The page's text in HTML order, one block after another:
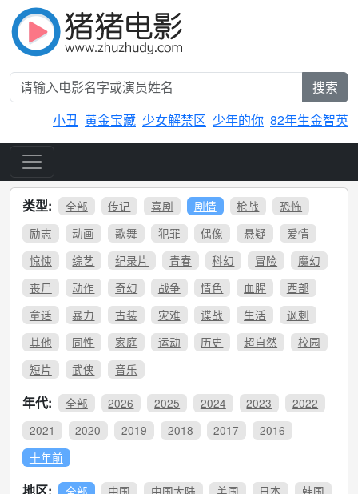
搜索
小丑 黄金宝藏 少女解禁区 少年的你 82年生金智英
类型: 全部 传记 喜剧 剧情 枪战
恐怖
励志
动画 歌舞 犯罪 偶像 悬疑
爱情
惊悚
综艺 纪录片 青春 科幻 冒险
魔幻
丧尸
动作 奇幻 战争 情色 血腥
西部
童话
暴力 古装 灾难 谍战 生活
讽刺
其他
同性 家庭 运动 历史 超自然
校园
短片
武侠 音乐
年代: 全部 2026 2025 2024 2023
2022
2021
2020 2019 2018 2017
2016
十年前
全部 中国 中国大陆 美国 日本
韩国